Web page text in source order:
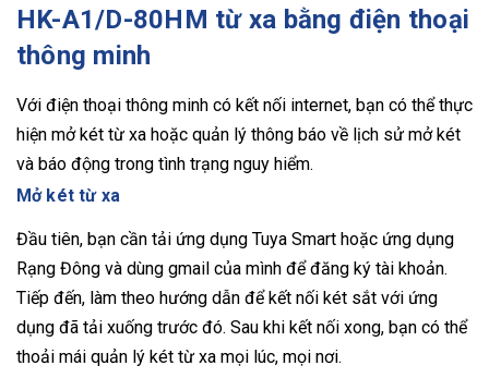
HK-A1/D-80HM từ xa bằng điện thoại
thông minh
Với điện thoại thông minh có kết nối internet, bạn có thể thực
hiện mở két từ xa hoặc quản lý thông báo về lịch sử mở két
và báo động trong tình trạng nguy hiểm.
Mở két từ xa
Đầu tiên, bạn cần tải ứng dụng Tuya Smart hoặc ứng dụng
Rạng Đông và dùng gmail của mình để đăng ký tài khoản.
Tiếp đến, làm theo hướng dẫn để kết nối két sắt với ứng
dụng đã tải xuống trước đó. Sau khi kết nối xong, bạn có thể
thoải mái quản lý két từ xa mọi lúc, mọi nơi.